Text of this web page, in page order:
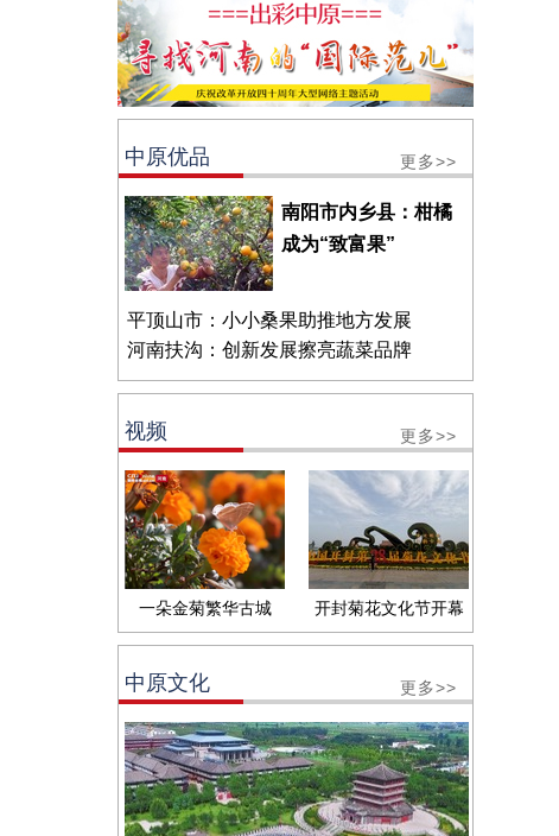
中原优品 更多>>
南阳市内乡县：柑橘
成为“致富果”
平顶山市：小小桑果助推地方发展
河南扶沟：创新发展擦亮蔬菜品牌
视频 更多>>
一朵金菊繁华古城 开封菊花文化节开幕
中原文化 更多>>